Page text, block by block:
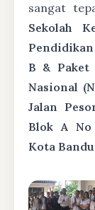
sangat
Sekolah
Pendidikan
B & Paket
Nasional
Jalan
Blok A No
Kota